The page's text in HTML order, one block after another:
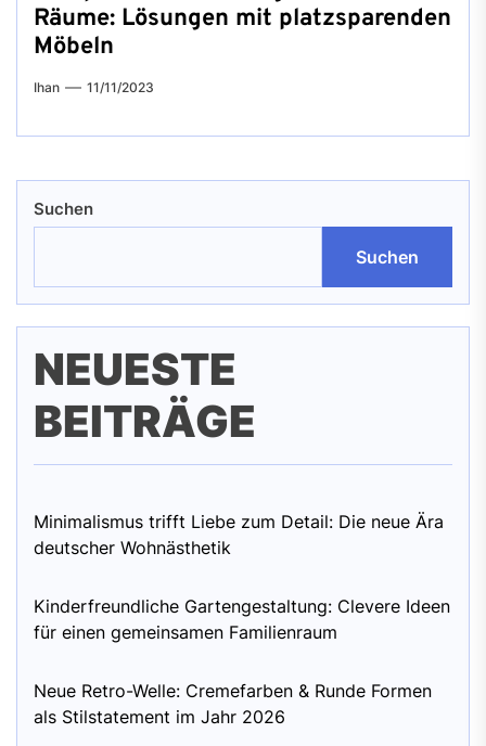
Räume: Lösungen mit platzsparenden
Möbeln
Ihan 11/11/2023
Suchen
Suchen
NEUESTE
BEITRÄGE
Minimalismus trifft Liebe zum Detail: Die neue Ära
deutscher Wohnästhetik
Kinderfreundliche Gartengestaltung: Clevere Ideen
für einen gemeinsamen Familienraum
Neue Retro-Welle: Cremefarben & Runde Formen
als Stilstatement im Jahr 2026